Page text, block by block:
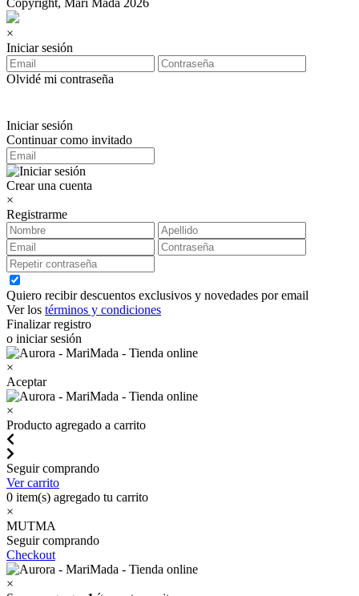
Copyright, Marí Mada 2026
×
Iniciar sesión
Olvidé mi contraseña
Iniciar sesión
Continuar como invitado
Crear una cuenta
×
Registrarme
Quiero recibir descuentos exclusivos y novedades por email
Ver los términos y condiciones
Finalizar registro
o iniciar sesión
×
Aceptar
×
Producto agregado a carrito
Seguir comprando
Ver carrito
0 item(s) agregado tu carrito
×
MUTMA
Seguir comprando
Checkout
×